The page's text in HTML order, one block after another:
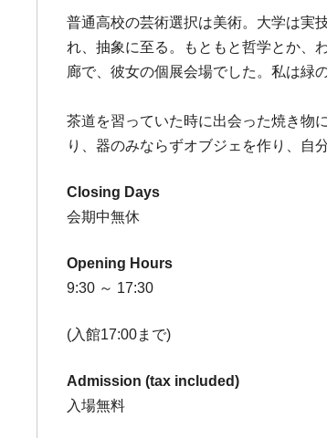
普通高校の芸術選択は美術。大学は実
れ、抽象に至る。もともと哲学とか、
廊で、彼女の個展会場でした。私は緑
茶道を習っていた時に出会った焼き物
り、器のみならずオブジェを作り、
Closing Days
会期中無休
Opening Hours
9:30 ～ 17:30
(入館17:00まで)
Admission (tax included)
入場無料